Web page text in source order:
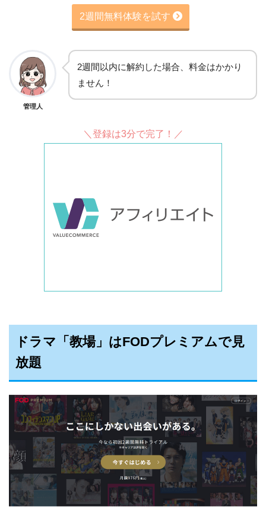
2週間無料体験を試す
管理人
2週間以内に解約した場合、料金はかかり
ません！
＼登録は3分で完了！／
ドラマ「教場」はFODプレミアムで見
放題